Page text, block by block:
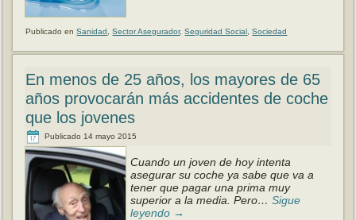
Publicado en Sanidad ,Sector Asegurador,Seguridad Social ,Sociedad
En menos de 25 años, los mayores de 65
años provocarán más accidentes de coche
que los jovenes
Publicado 14 mayo 2015
Cuando un joven de hoy intenta
asegurar su coche ya sabe que va a
tener que pagar una prima muy
superior a la media. Pero…Sigue
leyendo →